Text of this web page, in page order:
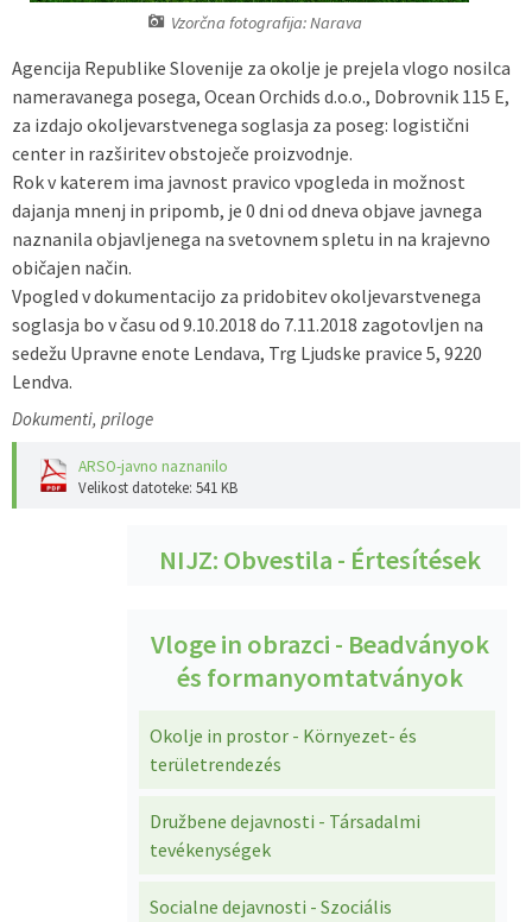
Vzorčna fotografija: Narava
Agencija Republike Slovenije za okolje je prejela vlogo nosilca
nameravanega posega, Ocean Orchids d.o.o., Dobrovnik 115 E,
za izdajo okoljevarstvenega soglasja za poseg: logistični
center in razširitev obstoječe proizvodnje.
Rok v katerem ima javnost pravico vpogleda in možnost
dajanja mnenj in pripomb, je 0 dni od dneva objave javnega
naznanila objavljenega na svetovnem spletu in na krajevno
običajen način.
Vpogled v dokumentacijo za pridobitev okoljevarstvenega
soglasja bo v času od 9.10.2018 do 7.11.2018 zagotovljen na
sedežu Upravne enote Lendava, Trg Ljudske pravice 5, 9220
Lendva.
Dokumenti, priloge
ARSO-javno naznanilo
Velikost datoteke: 541 KB
NIJZ: Obvestila - Értesítések
Vloge in obrazci - Beadványok
és formanyomtatványok
Okolje in prostor - Környezet- és
területrendezés
Družbene dejavnosti - Társadalmi
tevékenységek
Socialne dejavnosti - Szociális
Predpisi - Előírások
Občinski časopis - Községi lap
Proračun - Költségvetés
Lokalne volitve